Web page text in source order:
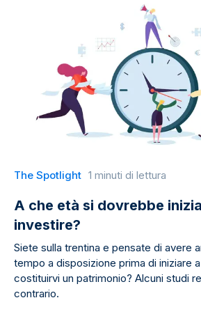
The Spotlight 1 minuti di lettura
A che età si dovrebbe
investire?
Siete sulla trentina e pensate di avere
tempo a disposizione prima di iniziare
costituirvi un patrimonio? Alcuni studi
contrario.